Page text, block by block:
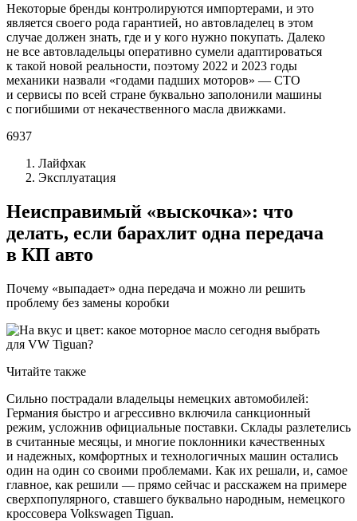
Некоторые бренды контролируются импортерами, и это
является своего рода гарантией, но автовладелец в этом
случае должен знать, где и у кого нужно покупать. Далеко
не все автовладельцы оперативно сумели адаптироваться
к такой новой реальности, поэтому 2022 и 2023 годы
механики назвали «годами падших моторов» — СТО
и сервисы по всей стране буквально заполонили машины
с погибшими от некачественного масла движками.
6937
Лайфхак
Эксплуатация
Неисправимый «выскочка»: что
делать, если барахлит одна передача
в КП авто
Почему «выпадает» одна передача и можно ли решить
проблему без замены коробки
Читайте также
Сильно пострадали владельцы немецких автомобилей:
Германия быстро и агрессивно включила санкционный
режим, усложнив официальные поставки. Склады разлетелись
в считанные месяцы, и многие поклонники качественных
и надежных, комфортных и технологичных машин остались
один на один со своими проблемами. Как их решали, и, самое
главное, как решили — прямо сейчас и расскажем на примере
сверхпопулярного, ставшего буквально народным, немецкого
кроссовера Volkswagen Tiguan.